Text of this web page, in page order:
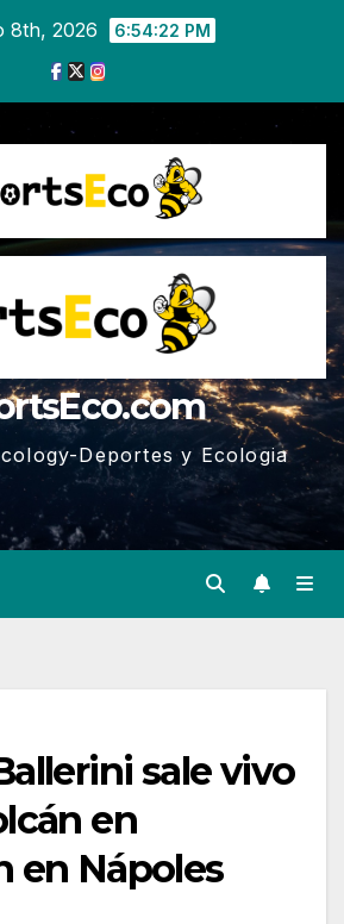
8th, 2026 6:54:23 PM
Deportes y Ecologia
sale vivo
en
en Nápoles